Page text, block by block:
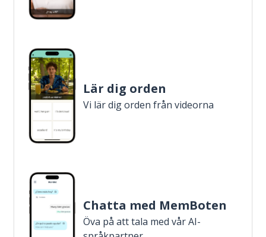
Lär dig orden
Vi lär dig orden från videorna
Chatta med MemBoten
Öva på att tala med vår AI-